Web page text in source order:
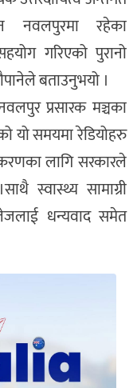
नवलपुरमा रहेका
गरिएको पुरानो
बताउनुभयो ।
प्रसारक मञ्चका
यो समयमा रेडियोहरु
लागि सरकारले
स्वास्थ्य सामाग्री
धन्यवाद समेत